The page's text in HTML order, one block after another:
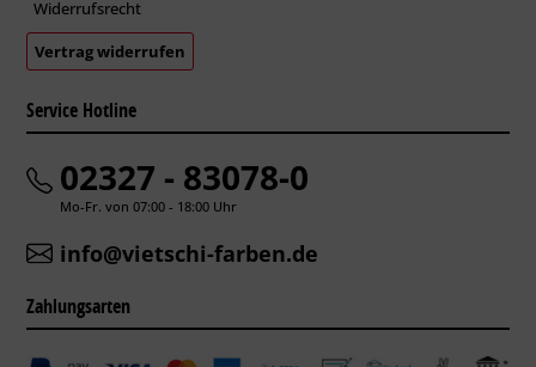
Widerrufsrecht
Vertrag widerrufen
Service Hotline
02327 - 83078-0
Mo-Fr. von 07:00 - 18:00 Uhr
info@vietschi-farben.de
Zahlungsarten